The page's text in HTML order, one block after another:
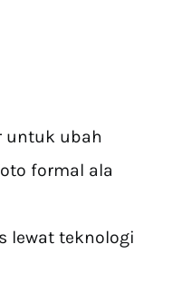
untuk ubah
formal ala
lewat teknologi